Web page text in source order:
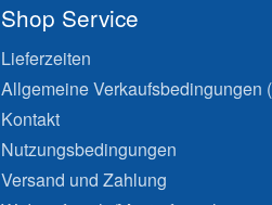
Shop Service
Lieferzeiten
Allgemeine Verkaufsbedingungen
Kontakt
Nutzungsbedingungen
Versand und Zahlung